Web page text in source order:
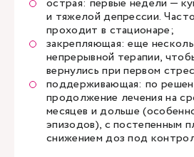
и тяжелой депрессии.
проходит в стационаре;
закрепляющая: еще
непрерывной терапии,
вернулись при первом
поддерживающая: по
продолжение лечения на
месяцев и дольше
эпизодов), с постепенным
снижением доз под